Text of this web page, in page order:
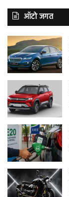
ऑटो जगत